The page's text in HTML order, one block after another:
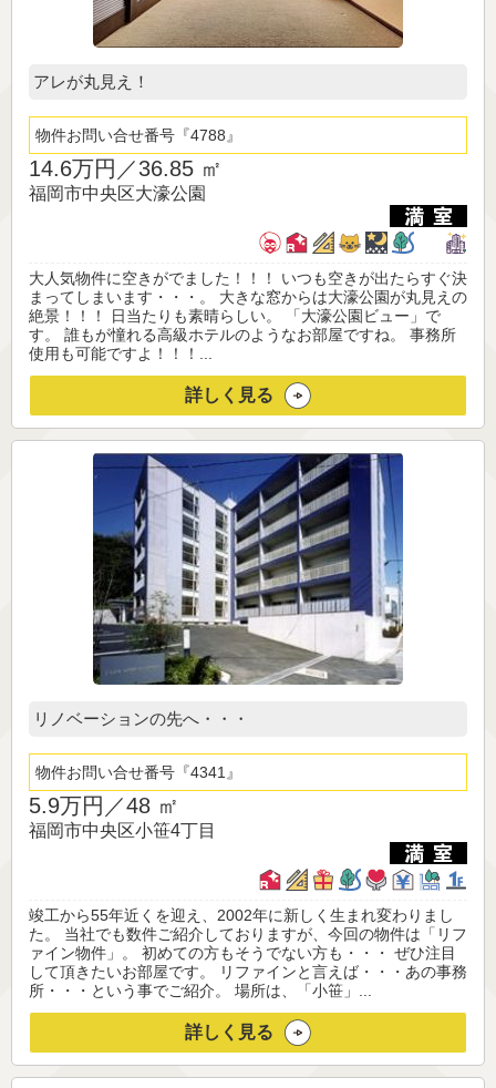
アレが丸見え！
物件お問い合せ番号 4788
14.6万円／36.85 ㎡
福岡市中央区大濠公園
大人気物件に空きがでました！！！ いつも空きが出たらすぐ決
まってしまいます・・・。 大きな窓からは大濠公園が丸見えの
絶景！！！ 日当たりも素晴らしい。 「大濠公園ビュー」で
す。 誰もが憧れる高級ホテルのようなお部屋ですね。 事務所
使用も可能ですよ！！！...
詳しく見る
リノベーションの先へ・・・
物件お問い合せ番号 4341
5.9万円／48 ㎡
福岡市中央区小笹4丁目
竣工から55年近くを迎え、2002年に新しく生まれ変わりまし
た。 当社でも数件ご紹介しておりますが、今回の物件は「リフ
ァイン物件」。 初めての方もそうでない方も・・・ ぜひ注目
して頂きたいお部屋です。 リファインと言えば・・・あの事務
所・・・という事でご紹介。 場所は、「小笹」...
詳しく見る